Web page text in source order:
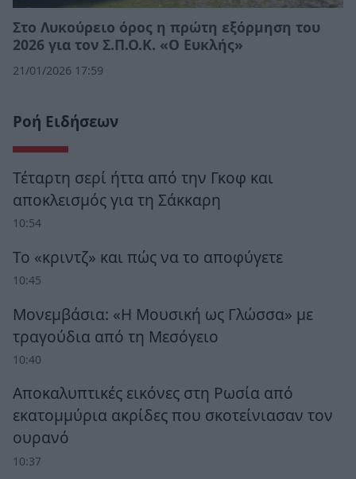
Στο Λυκούρειο όρος η πρώτη εξόρμηση του
2026 για τον Σ.Π.Ο.Κ. «Ο Ευκλής»
21/01/2026 17:59
Ροή Ειδήσεων
Τέταρτη σερί ήττα από την Γκοφ και
αποκλεισμός για τη Σάκκαρη
10:54
Το «κριντζ» και πώς να το αποφύγετε
10:45
Μονεμβάσια: «Η Μουσική ως Γλώσσα» με
τραγούδια από τη Μεσόγειο
10:40
Αποκαλυπτικές εικόνες στη Ρωσία από
εκατομμύρια ακρίδες που σκοτείνιασαν τον
ουρανό
10:37